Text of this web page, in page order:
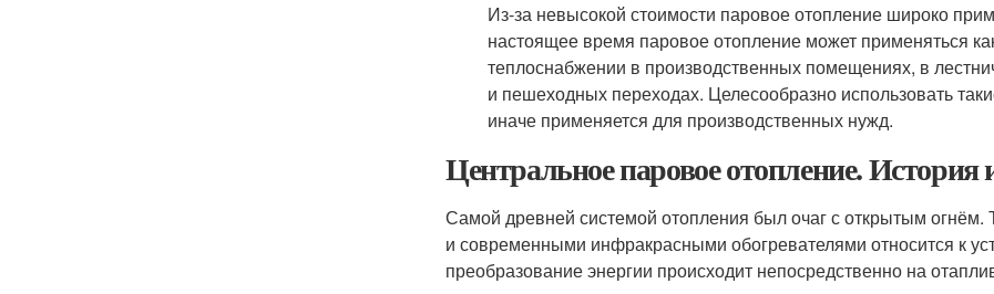
Из-за невысокой стоимости паровое отопление широко
настоящее время паровое отопление может применяться
теплоснабжении в производственных помещениях, в
и пешеходных переходах. Целесообразно использовать
иначе применяется для производственных нужд.
Центральное паровое отопление.
Самой древней системой отопления был очаг с открытым огнём.
и современными инфракрасными обогревателями относится к
преобразование энергии происходит непосредственно на